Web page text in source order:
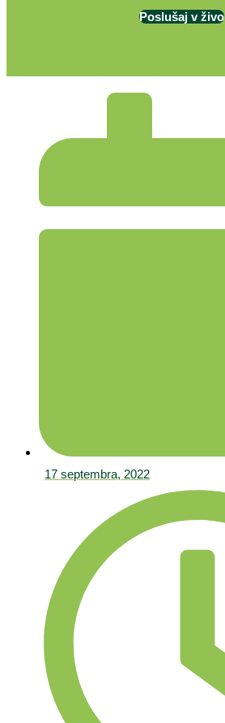
Poslušaj v živo
17 septembra, 2022